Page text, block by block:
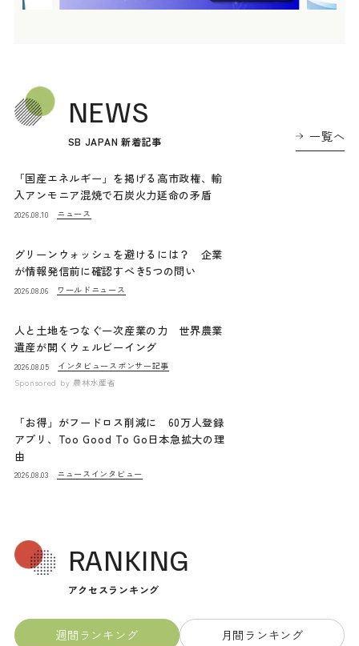
NEWS
SB JAPAN 新着記事 一覧へ
「国産エネルギー」を掲げる高市政権、輸
入アンモニア混焼で石炭火力延命の矛盾
2026.08.10 ニュース
グリーンウォッシュを避けるには？ 企業
が情報発信前に確認すべき5つの問い
2026.08.06 ワールドニュース
人と土地をつなぐ一次産業の力 世界農業
遺産が開くウェルビーイング
2026.08.05 インタビュー スポンサー記事
Sponsored by 農林水産省
「お得」がフードロス削減に 60万人登録
アプリ、Too Good To Go日本急拡大の理
由
2026.08.03 ニュース インタビュー
RANKING
アクセスランキング
週間ランキング 月間ランキング